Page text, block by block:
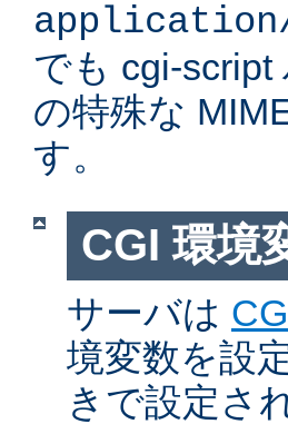
でも cgi-
の特殊な
す。
CGI 環境
サーバは
境変数を設
きで設定さ